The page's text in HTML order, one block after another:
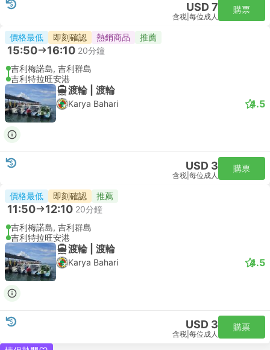
USD 7
含税 每位成人
購票
價格最低 即刻確認 熱銷商品 推薦
15:50 16:10 20分鐘
吉利梅諾島, 吉利群島
吉利特拉旺安港
渡輪 | 渡輪
Karya Bahari 4.5
USD 3
含税 每位成人
購票
價格最低 即刻確認 推薦
11:50 12:10 20分鐘
吉利梅諾島, 吉利群島
吉利特拉旺安港
渡輪 | 渡輪
Karya Bahari 4.5
USD 3
含税 每位成人
購票